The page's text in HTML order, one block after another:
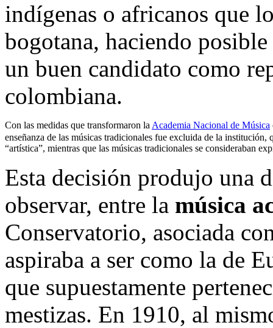
indígenas o africanos que
bogotana, haciendo
un buen candidato como
colombiana.
Con las medidas que transformaron la Academia Nacional de Música
enseñanza de las músicas tradicionales fue excluida de la
“artística”, mientras que las músicas tradicionales se consideraban
Esta decisión produjo una
observar, entre la música
Conservatorio, asociada
aspiraba a ser como la de
que supuestamente
mestizas. En 1910, al